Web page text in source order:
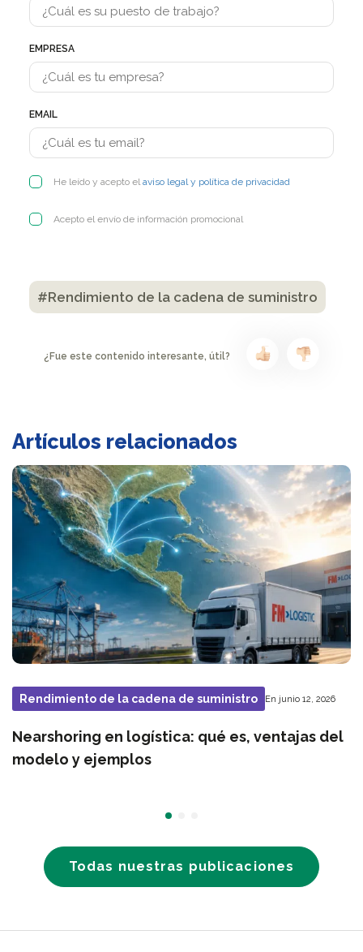
#Rendimiento de la cadena de suministro
¿Fue este contenido interesante, útil?
Artículos relacionados
Rendimiento de la cadena de suministro En junio 12, 2026
Nearshoring en logística: qué es, ventajas del
modelo y ejemplos
Todas nuestras publicaciones